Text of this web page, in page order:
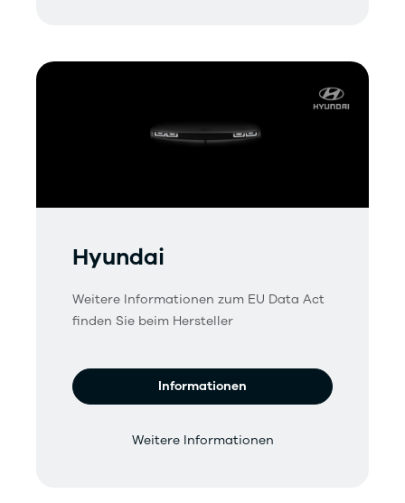
Hyundai
Weitere Informationen zum EU Data Act
finden Sie beim Hersteller
Informationen
Weitere Informationen